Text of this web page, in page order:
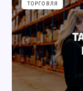
ТОРГОВЛЯ